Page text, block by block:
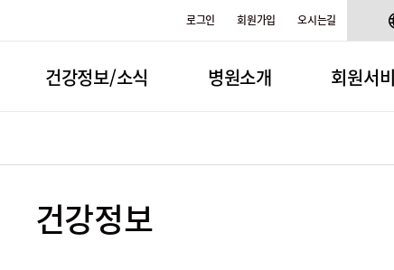
로그인 회원가입 오시는길
건강정보/소식 병원소개 회원서
건강정보